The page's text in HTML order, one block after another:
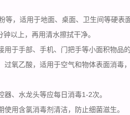
，适用于地面、桌面、卫生间等硬表
以上，再用清水擦拭干净。
于手部、手机、门把手等小面积物品
氧乙酸，适用于空气和物体表面消毒
、水龙头等应每日消毒1-2次。
用含氯消毒剂清洁，防止细菌滋生。